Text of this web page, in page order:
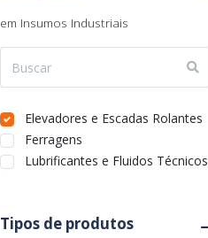
Tipos de produtos
em Insumos Industriais
Elevadores e Escadas Rolantes
Ferragens
Lubrificantes e Fluidos Técnicos